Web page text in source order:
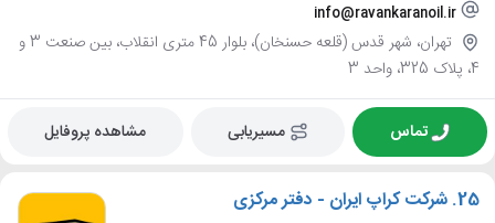
info@ravankaranoil.ir
تهران، شهر قدس (قلعه حسنخان)، بلوار 45 متری انقلاب، بین صنعت 3 و
4، پلاک 325، واحد 3
تماس مسیریابی مشاهده پروفایل
25. شرکت کراپ ایران - دفتر مرکزی